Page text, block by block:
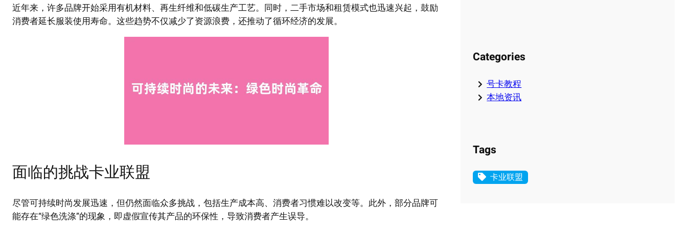
近年来，许多品牌开始采用有机材料、再生纤维和低碳生产工艺。同时，二手市场和租赁模式也迅速兴起，鼓励
消费者延长服装使用寿命。这些趋势不仅减少了资源浪费，还推动了循环经济的发展。
面临的挑战卡业联盟
尽管可持续时尚发展迅速，但仍然面临众多挑战，包括生产成本高、消费者习惯难以改变等。此外，部分品牌可
能存在“绿色洗涤”的现象，即虚假宣传其产品的环保性，导致消费者产生误导。
Categories
号卡教程
本地资讯
Tags
卡业联盟